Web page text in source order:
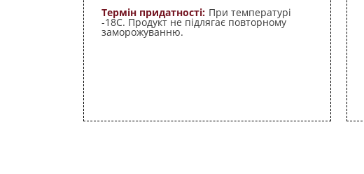
Термін придатності: При температурі
-18С. Продукт не підлягає повторному
заморожуванню.